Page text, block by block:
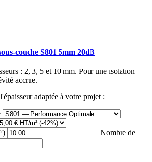
couche S801 5mm 20dB
: 2, 3, 5 et 10 mm. Pour une isolation
accrue.
adaptée à votre projet :
Nombre de